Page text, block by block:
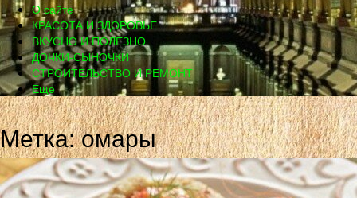
О сайте
КРАСОТА И ЗДОРОВЬЕ
ВКУСНО И ПОЛЕЗНО
ДОЧКИ-СЫНОЧКИ
СТРОИТЕЛЬСТВО И РЕМОНТ
Еще
Метка: омары